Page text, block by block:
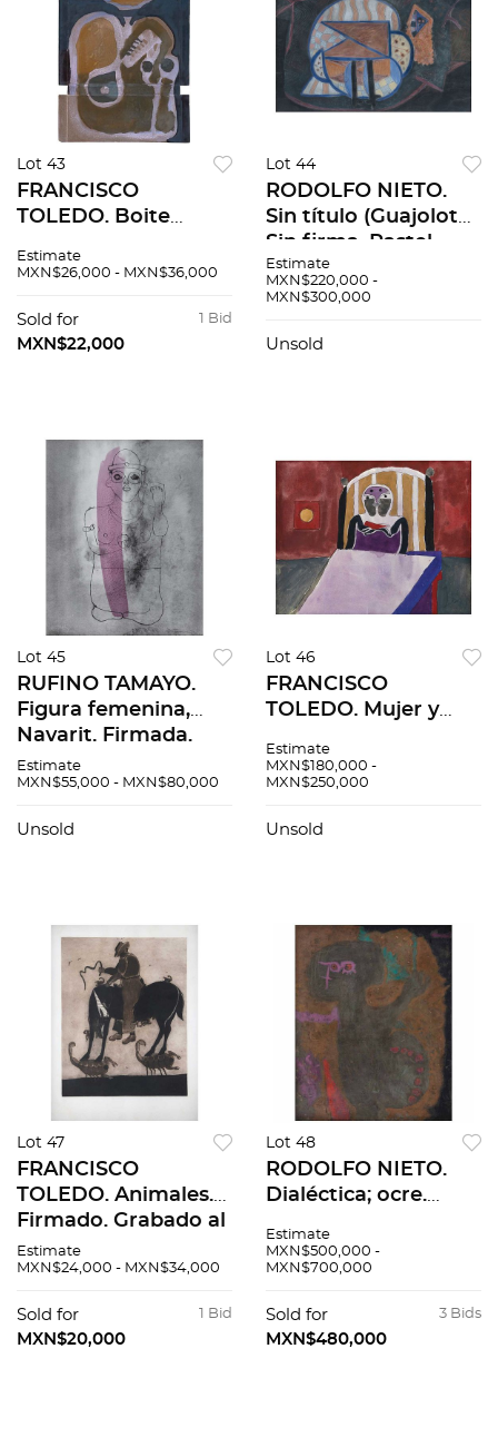
Lot 43
FRANCISCO
TOLEDO. Boite
Gouache sobre
Estimate
MXN$26,000 - MXN$36,000
1 Bid
Sold for
MXN$22,000
Lot 44
RODOLFO NIETO.
Sin título (Guajolote).
Sin firma. Pastel
sobre papel. 70 x 100
cm
Estimate
MXN$220,000 -
MXN$300,000
Unsold
Lot 45
RUFINO TAMAYO.
Figura femenina,
Nayarit. Firmada.
Litografía
intervenida con
44 cm medidas
Estimate
MXN$55,000 - MXN$80,000
Unsold
Lot 46
FRANCISCO
TOLEDO. Mujer y
Firmado y fechado
63. Gouache y tinta
cm
Estimate
MXN$180,000 -
MXN$250,000
Unsold
Lot 47
FRANCISCO
TOLEDO. Animales.
Firmado. Grabado al
aguafuerte y
aguatinta 140 / 150.
totales
Estimate
MXN$24,000 - MXN$34,000
1 Bid
Sold for
MXN$20,000
Lot 48
RODOLFO NIETO.
Dialéctica; ocre.
al reverso.Óleo sobre
tela. 80 x 65 cm. Con
Estimate
MXN$500,000 -
MXN$700,000
3 Bids
Sold for
MXN$480,000